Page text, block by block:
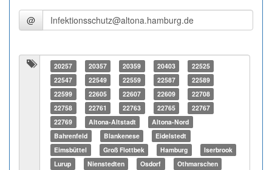
@
20257 20357 20359 20403
22525
22547
22549 22559 22587
22589
22599
22605 22607 22609
22708
22758
22761 22763 22765
22767
22769
Altona-Altstadt
Altona-Nord
Bahrenfeld
Blankenese
Eidelstedt
Eimsbüttel
Groß Flottbek Hamburg
Iserbrook
Lurup
Nienstedten Osdorf Othmarschen